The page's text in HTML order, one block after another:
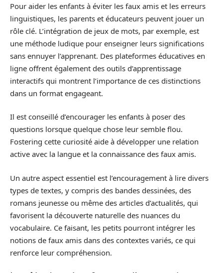
Pour aider les enfants à éviter les faux amis et les erreurs
linguistiques, les parents et éducateurs peuvent jouer un
rôle clé. L’intégration de jeux de mots, par exemple, est
une méthode ludique pour enseigner leurs significations
sans ennuyer l’apprenant. Des plateformes éducatives en
ligne offrent également des outils d’apprentissage
interactifs qui montrent l’importance de ces distinctions
dans un format engageant.
Il est conseillé d’encourager les enfants à poser des
questions lorsque quelque chose leur semble flou.
Fostering cette curiosité aide à développer une relation
active avec la langue et la connaissance des faux amis.
Un autre aspect essentiel est l’encouragement à lire divers
types de textes, y compris des bandes dessinées, des
romans jeunesse ou même des articles d’actualités, qui
favorisent la découverte naturelle des nuances du
vocabulaire. Ce faisant, les petits pourront intégrer les
notions de faux amis dans des contextes variés, ce qui
renforce leur compréhension.